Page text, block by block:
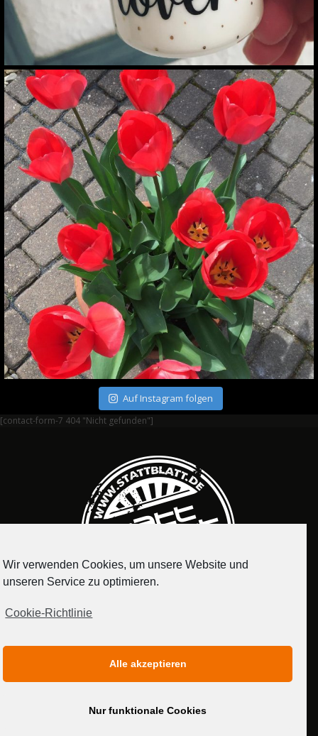
Auf Instagram folgen
[contact-form-7 404 "Nicht gefunden"]
MEDIADATEN
Wir verwenden Cookies, um unsere Website und
unseren Service zu optimieren.
Cookie-Richtlinie
Alle akzeptieren
Nur funktionale Cookies